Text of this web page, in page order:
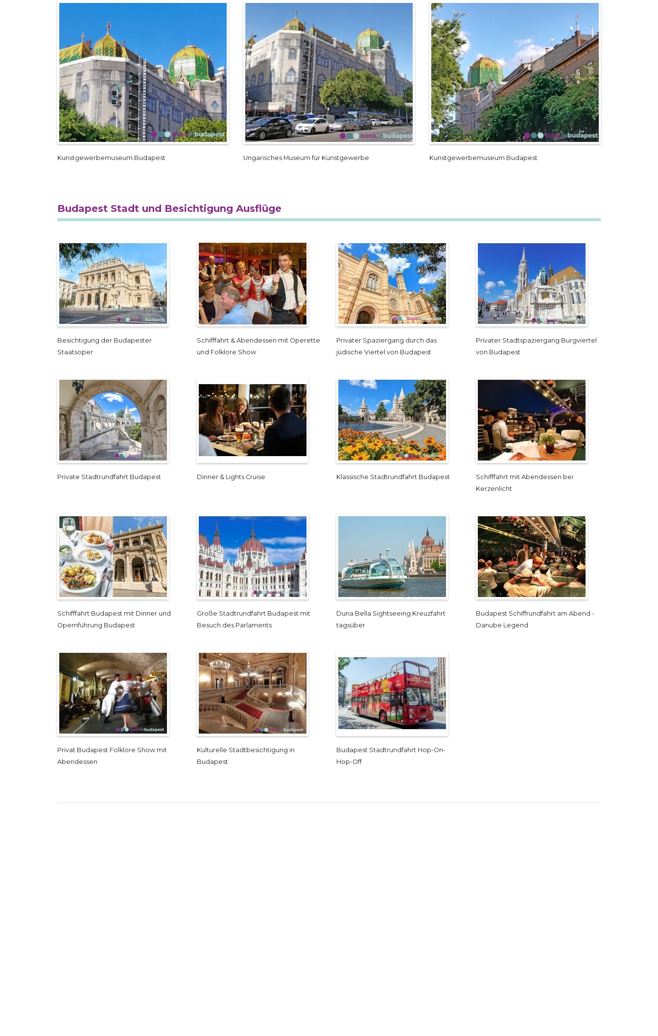
Kunstgewerbemuseum Budapest Ungarisches Museum für Kunstgewerbe Kunstgewerbemuseum Budapest
Budapest Stadt und Besichtigung Ausflüge
Besichtigung der Budapester
Staatsoper
Schifffahrt & Abendessen mit Operette
und Folklore Show
Privater Spaziergang durch das
jüdische Viertel von Budapest
Privater Stadtspaziergang Burgviertel
von Budapest
Private Stadtrundfahrt Budapest Dinner & Lights Cruise Klassische Stadtrundfahrt Budapest
Schifffahrt mit Abendessen bei
Kerzenlicht
Schifffahrt Budapest mit Dinner und
Opernführung Budapest
Große Stadtrundfahrt Budapest mit
Besuch des Parlaments
Duna Bella Sightseeing Kreuzfahrt
tagsüber
Budapest Schiffrundfahrt am Abend -
Danube Legend
Privat Budapest Folklore Show mit
Abendessen
Kulturelle Stadtbesichtigung in
Budapest
Budapest Stadtrundfahrt Hop-On-
Hop-Off